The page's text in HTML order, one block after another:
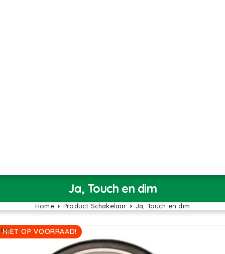
Ja, Touch en dim
Home Product Schakelaar Ja, Touch en dim
NIET OP VOORRAAD!